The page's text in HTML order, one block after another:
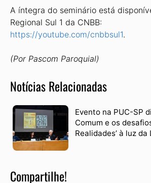
A íntegra do seminário está
Regional Sul 1 da CNBB:
https://youtube.com/cnbbsul1.
(Por Pascom Paroquial)
Notícias Relacionadas
Evento na PUC-SP
Comum e os
Realidades’ à luz da
Compartilhe!